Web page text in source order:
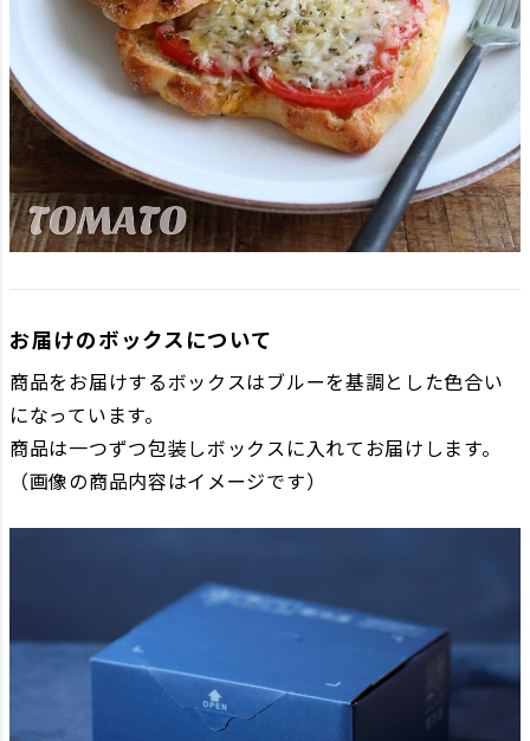
お届けのボックスについて
商品をお届けするボックスはブルーを基調とした色合い
になっています。
商品は一つずつ包装しボックスに入れてお届けします。
（画像の商品内容はイメージです）